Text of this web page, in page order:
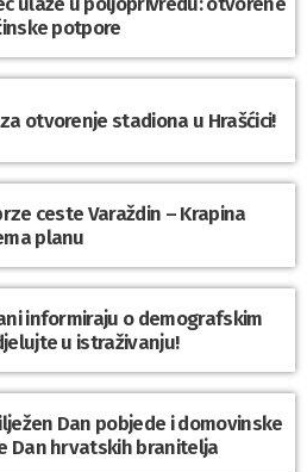
potpore
otvorenje stadiona u Hrašćici!
ceste Varaždin – Krapina
planu
informiraju o demografskim
u istraživanju!
Dan pobjede i domovinske
Dan hrvatskih branitelja